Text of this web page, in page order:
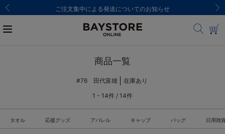
ご注文集中による発送についてのお知らせ
商品一覧
#76 田代富雄
在庫あり
1 - 14件 / 14件
タオル 応援グッズ アパレル キャップ バッグ 日用雑